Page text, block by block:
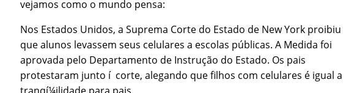
vejamos como o mundo pensa:
Nos Estados Unidos, a Suprema Corte do Estado de New York proibiu
que alunos levassem seus celulares a escolas públicas. A Medida foi
aprovada pelo Departamento de Instrução do Estado. Os pais
protestaram junto í corte, alegando que filhos com celulares é igual a